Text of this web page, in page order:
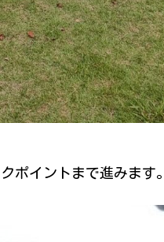
ポイントまで進みます。